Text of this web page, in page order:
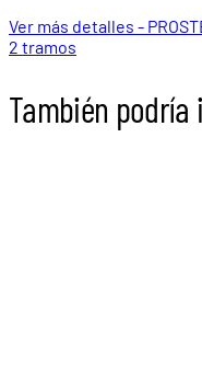
Ver más detalles -
2 tramos
También